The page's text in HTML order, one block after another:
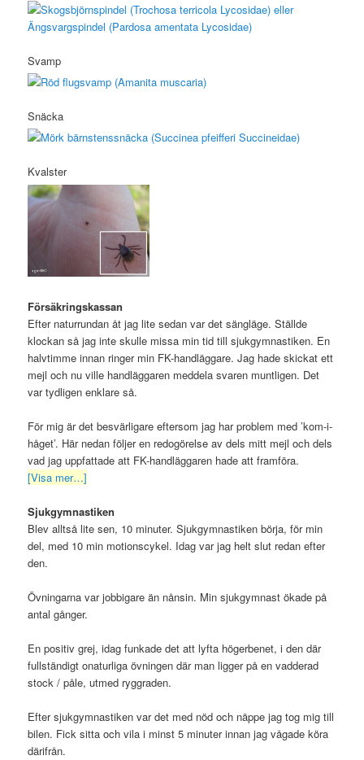
Svamp
Snäcka
Kvalster
Försäkringskassan
Efter naturrundan åt jag lite sedan var det sängläge. Ställde
klockan så jag inte skulle missa min tid till sjukgymnastiken. En
halvtimme innan ringer min FK-handläggare. Jag hade skickat ett
mejl och nu ville handläggaren meddela svaren muntligen. Det
var tydligen enklare så.
För mig är det besvärligare eftersom jag har problem med ’kom-i-
håget’. Här nedan följer en redogörelse av dels mitt mejl och dels
vad jag uppfattade att FK-handläggaren hade att framföra.
[Visa mer…]
Sjukgymnastiken
Blev alltså lite sen, 10 minuter. Sjukgymnastiken börja, för min
del, med 10 min motionscykel. Idag var jag helt slut redan efter
den.
Övningarna var jobbigare än nånsin. Min sjukgymnast ökade på
antal gånger.
En positiv grej, idag funkade det att lyfta högerbenet, i den där
fullständigt onaturliga övningen där man ligger på en vadderad
stock / påle, utmed ryggraden.
Efter sjukgymnastiken var det med nöd och näppe jag tog mig till
bilen. Fick sitta och vila i minst 5 minuter innan jag vågade köra
därifrån.